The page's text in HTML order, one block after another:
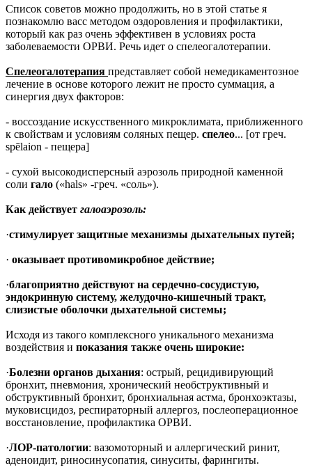
Список советов можно продолжить, но в этой статье я
познакомлю васс методом оздоровления и профилактики,
который как раз очень эффективен в условиях роста
заболеваемости ОРВИ. Речь идет о спелеогалотерапии.
Спелеогалотерапия представляет собой немедикаментозное
лечение в основе которого лежит не просто суммация, а
синергия двух факторов:
- воссоздание искусственного микроклимата, приближенного
к свойствам и условиям соляных пещер. спелео... [от греч.
spēlaion - пещера]
- сухой высокодисперсный аэрозоль природной каменной
соли гало («hals» -греч. «соль»).
Как действует галоаэрозоль:
·стимулирует защитные механизмы дыхательных путей;
· оказывает противомикробное действие;
·благоприятно действуют на сердечно-сосудистую,
эндокринную систему, желудочно-кишечный тракт,
слизистые оболочки дыхательной системы;
Исходя из такого комплексного уникального механизма
воздействия и показания также очень широкие:
·Болезни органов дыхания: острый, рецидивирующий
бронхит, пневмония, хронический необструктивный и
обструктивный бронхит, бронхиальная астма, бронхоэктазы,
муковисцидоз, респираторный аллергоз, послеоперационное
восстановление, профилактика ОРВИ.
·ЛОР-патологии: вазомоторный и аллергический ринит,
аденоидит, риносинусопатия, синуситы, фарингиты.